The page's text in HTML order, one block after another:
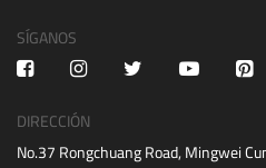
SÍGANOS
DIRECCIÓN
No.37 Rongchuang Road, Mingwei